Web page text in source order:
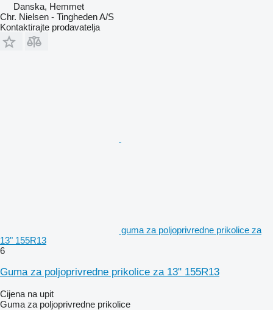
Danska, Hemmet
Chr. Nielsen - Tingheden A/S
Kontaktirajte prodavatelja
guma za poljoprivredne prikolice za
13" 155R13
6
Guma za poljoprivredne prikolice za 13" 155R13
Cijena na upit
Guma za poljoprivredne prikolice